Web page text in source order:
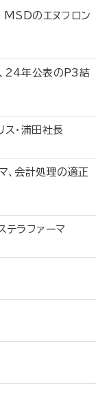
のエヌフロン
24年公表のP3結
・浦田社長
会計処理の適正
ラファーマ